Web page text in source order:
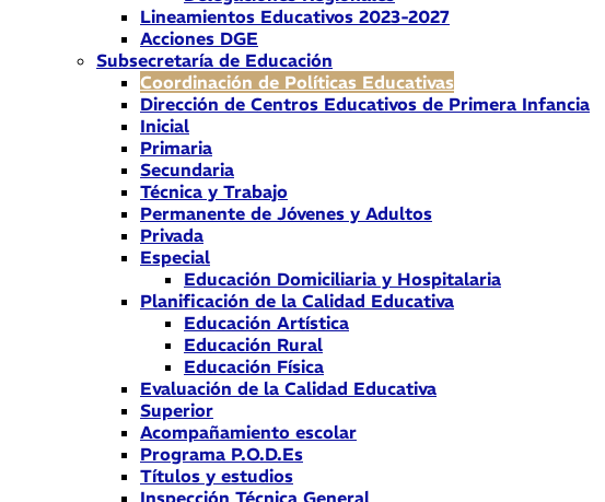
Lineamientos Educativos 2023-2027
Acciones DGE
Subsecretaría de Educación
Coordinación de Políticas Educativas
Dirección de Centros Educativos de Primera Infancia
Inicial
Primaria
Secundaria
Técnica y Trabajo
Permanente de Jóvenes y Adultos
Privada
Especial
Educación Domiciliaria y Hospitalaria
Planificación de la Calidad Educativa
Educación Artística
Educación Rural
Educación Física
Evaluación de la Calidad Educativa
Superior
Acompañamiento escolar
Programa P.O.D.Es
Títulos y estudios
Inspección Técnica General